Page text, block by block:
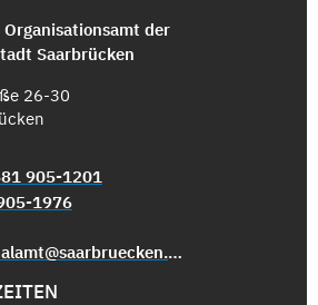
der
Saarbrücken
26-30
905-1201
1976
personalamt@saarbruecken.de